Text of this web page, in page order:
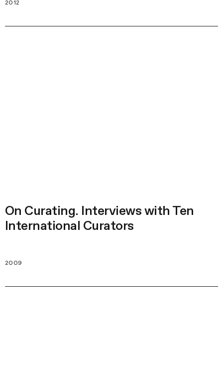
2012
On Curating. Interviews with Ten
International Curators
2009